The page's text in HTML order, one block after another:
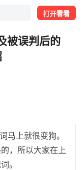
打开看看
被误判后的
马上就很变狗。
，所以大家在上
。